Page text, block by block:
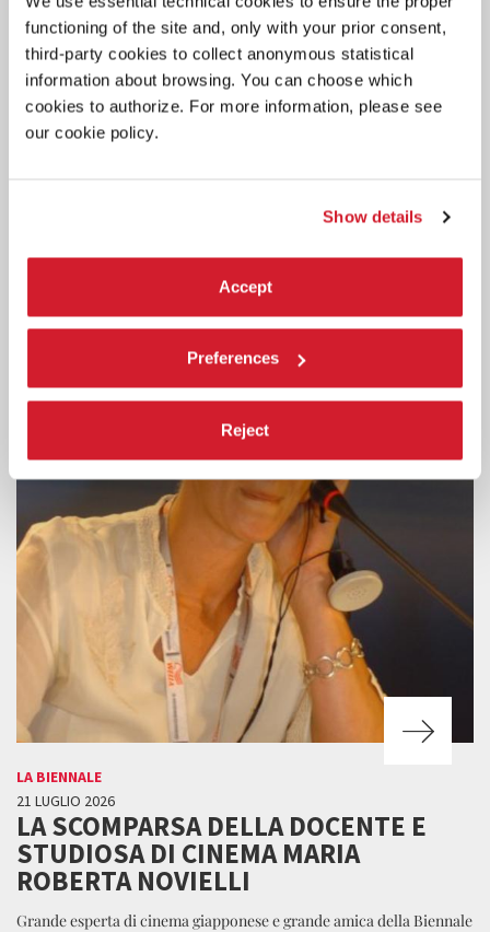
functioning of the site and, only with your prior consent,
third-party cookies to collect anonymous statistical
information about browsing. You can choose which
cookies to authorize. For more information, please see
our cookie policy.
Show details
Accept
Preferences
Reject
LA BIENNALE
3 AGOSTO 2026
L’UNDICESIMA PUNTATA DEL
PODCAST LA BIENNALE ON AIR
intervento esclusivo di Frances Rings e Stephen Page / Leoni d’oro
Francesco Casetti, Manuela Infante e Gala Porras-Kim.
LA BIENNALE
21 LUGLIO 2026
LA SCOMPARSA DELLA DOCENTE E
STUDIOSA DI CINEMA MARIA
ROBERTA NOVIELLI
Grande esperta di cinema giapponese e grande amica della Biennale